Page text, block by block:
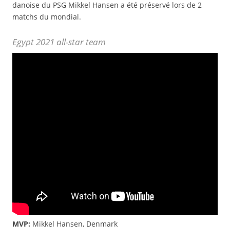
danoise du PSG Mikkel Hansen a été préservé lors de 2
matchs du mondial.
Egypt 2021 all-star team
MVP: Mikkel Hansen, Denmark